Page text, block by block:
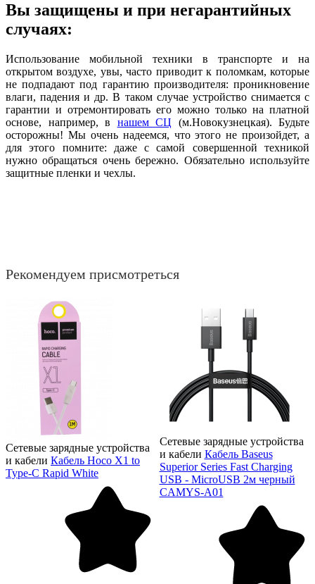
Вы защищены и при негарантийных
случаях:
Использование мобильной техники в транспорте и на
открытом воздухе, увы, часто приводит к поломкам, которые
не подпадают под гарантию производителя: проникновение
влаги, падения и др. В таком случае устройство снимается с
гарантии и отремонтировать его можно только на платной
основе, например, в нашем СЦ (м.Новокузнецкая). Будьте
осторожны! Мы очень надеемся, что этого не произойдет, а
для этого помните: даже с самой совершенной техникой
нужно обращаться очень бережно. Обязательно используйте
защитные пленки и чехлы.
Рекомендуем присмотреться
Сетевые зарядные устройства
и кабели Кабель Hoco X1 to
Type-C Rapid White
Сетевые зарядные устройства
и кабели Кабель Baseus
Superior Series Fast Charging
USB - MicroUSB 2м черный
CAMYS-A01